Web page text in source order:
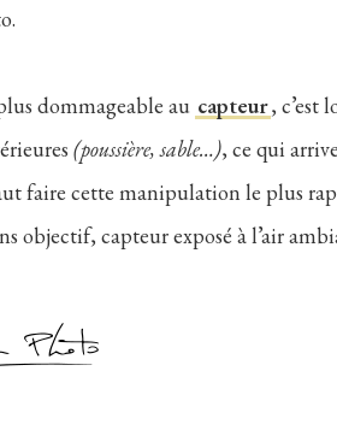
dommageable au capteur, c’est
(poussière, sable…), ce qui
faire cette manipulation le plus
objectif, capteur exposé à l’air